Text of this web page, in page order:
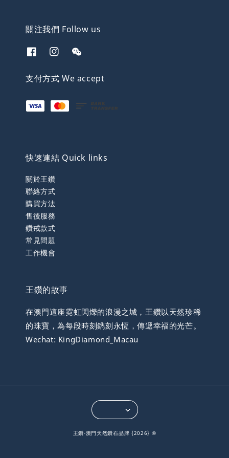
關注我們 Follow us
支付方式 We accept
快速連結 Quick links
關於王鑽
聯絡方式
購買方法
售後服務
鑽戒款式
常見問題
工作機會
王鑽的故事
在澳門這座霓虹閃爍的浪漫之城，王鑽以天然珍稀
的珠寶，為每段時刻鐫刻永恆，傳遞幸福的光芒。
Wechat: KingDiamond_Macau
王鑽-澳門天然鑽石品牌 {2026} ®